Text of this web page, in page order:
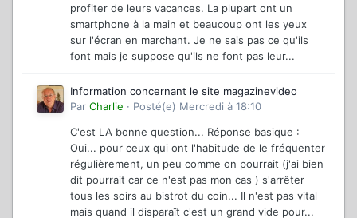
profiter de leurs vacances. La plupart ont un
smartphone à la main et beaucoup ont les yeux
sur l'écran en marchant. Je ne sais pas ce qu'ils
font mais je suppose qu'ils ne font pas leur...
Information concernant le site magazinevideo
Par Charlie · Posté(e) Mercredi à 18:10
C'est LA bonne question... Réponse basique :
Oui... pour ceux qui ont l'habitude de le fréquenter
régulièrement, un peu comme on pourrait (j'ai bien
dit pourrait car ce n'est pas mon cas ) s'arrêter
tous les soirs au bistrot du coin... Il n'est pas vital
mais quand il disparaît c'est un grand vide pour...